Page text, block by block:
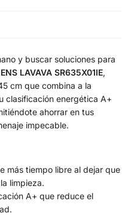
y buscar soluciones para
LAVAVA SR635X01IE,
cm que combina a la
clasificación energética A+
ahorrar en tus
impecable.
más tiempo libre al dejar que
limpieza.
A+ que reduce el